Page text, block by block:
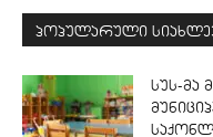
პოპულარული
სუს-მა